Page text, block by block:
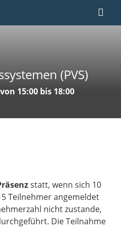
(PVS)
15:00 bis 18:00
statt, wenn sich 10
Teilnehmer angemeldet
nicht zustande,
Die Teilnahme